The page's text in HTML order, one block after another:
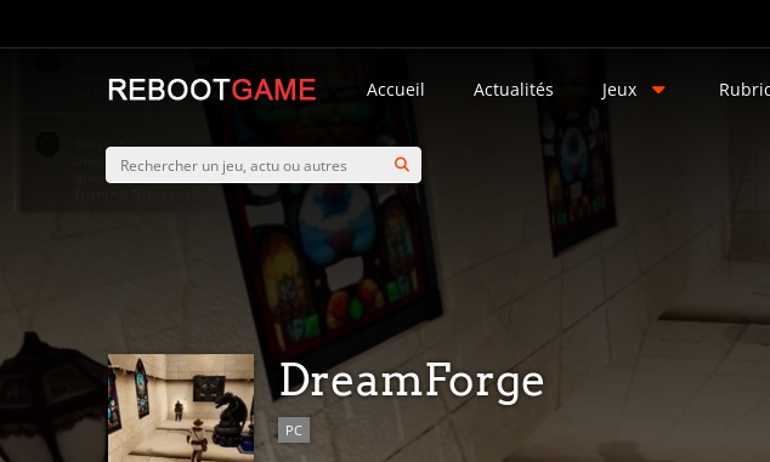
Accueil Actualités Jeux
DreamForge
PC